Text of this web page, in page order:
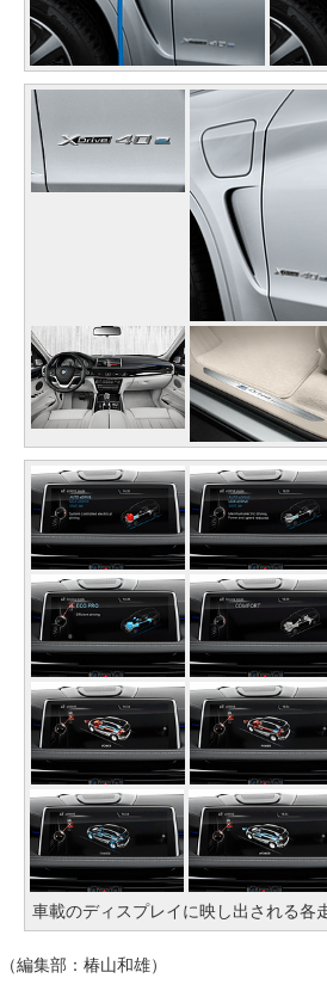
車載のディスプレイに映し出される各
（編集部：椿山和雄）